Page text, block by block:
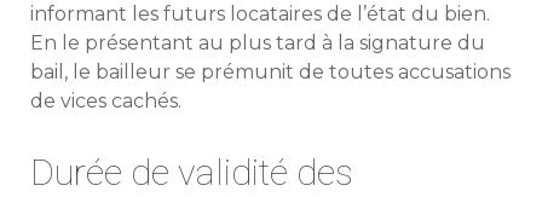
informant les futurs locataires de l’état du bien.
En le présentant au plus tard à la signature du
bail, le bailleur se prémunit de toutes accusations
de vices cachés.
Durée de validité des